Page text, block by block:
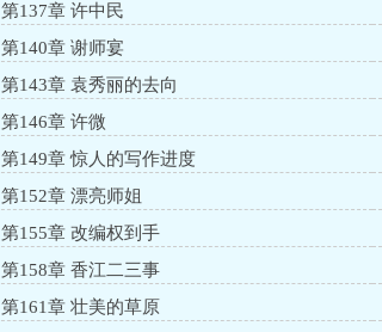
第137章 许中民
第140章 谢师宴
第143章 袁秀丽的去向
第146章 许微
第149章 惊人的写作进度
第152章 漂亮师姐
第155章 改编权到手
第158章 香江二三事
第161章 壮美的草原